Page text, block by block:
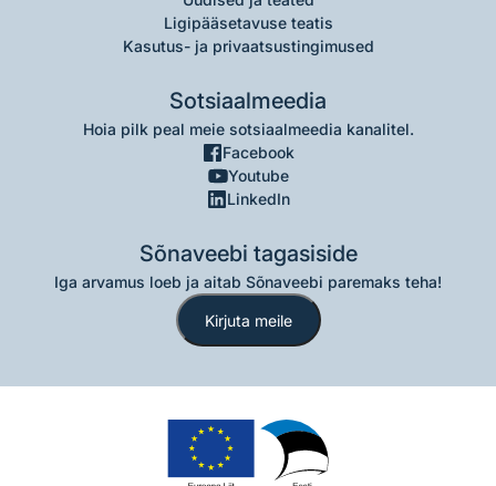
Ligipääsetavuse teatis
Kasutus- ja privaatsustingimused
Sotsiaalmeedia
Hoia pilk peal meie sotsiaalmeedia kanalitel.
Facebook
Youtube
LinkedIn
Sõnaveebi tagasiside
Iga arvamus loeb ja aitab Sõnaveebi paremaks teha!
Kirjuta meile